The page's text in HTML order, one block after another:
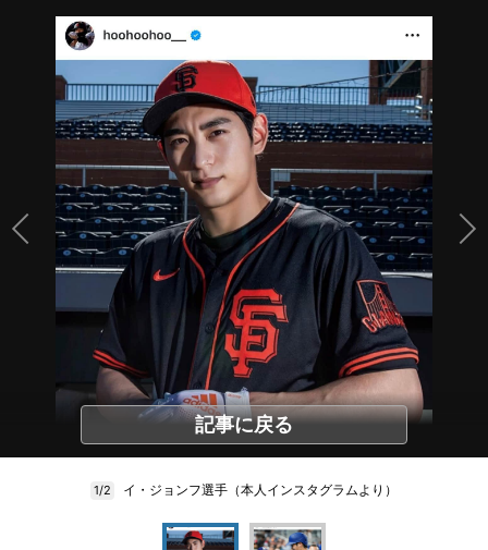
記事に戻る
1/2 イ・ジョンフ選手（本人インスタグラムより）